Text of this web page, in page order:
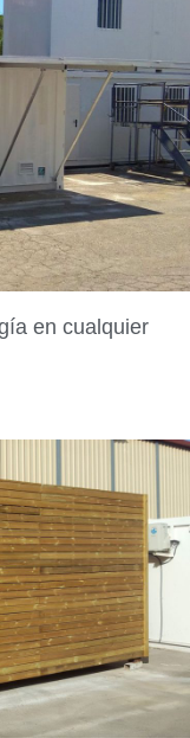
en cualquier